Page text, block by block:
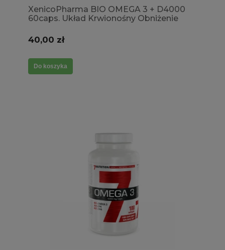
XenicoPharma BIO OMEGA 3 + D4000
60caps. Układ Krwionośny Obniżenie
Odporność Witamina D3
40,00 zł
Do koszyka